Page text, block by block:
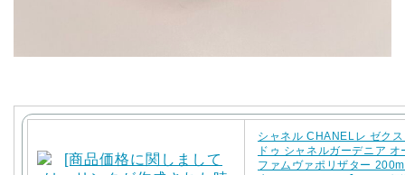
シャネル CHANELレ ゼク
ドゥ シャネルガーデニア オ
ファムヴァポリザター